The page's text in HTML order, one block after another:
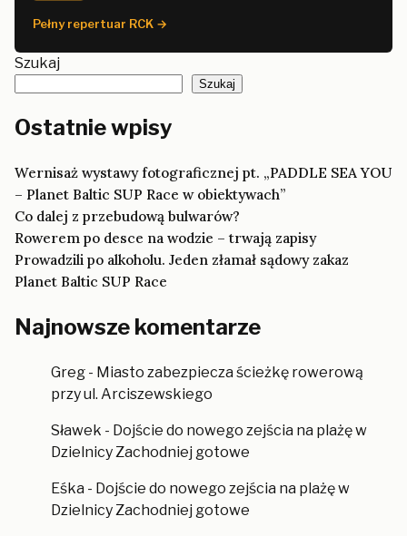
Pełny repertuar RCK →
Szukaj
Szukaj
Ostatnie wpisy
Wernisaż wystawy fotograficznej pt. „PADDLE SEA YOU
– Planet Baltic SUP Race w obiektywach”
Co dalej z przebudową bulwarów?
Rowerem po desce na wodzie – trwają zapisy
Prowadzili po alkoholu. Jeden złamał sądowy zakaz
Planet Baltic SUP Race
Najnowsze komentarze
Greg - Miasto zabezpiecza ścieżkę rowerową
przy ul. Arciszewskiego
Sławek - Dojście do nowego zejścia na plażę w
Dzielnicy Zachodniej gotowe
Eśka - Dojście do nowego zejścia na plażę w
Dzielnicy Zachodniej gotowe